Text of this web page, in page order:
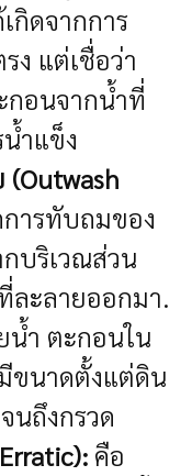
กิดจากการ
ง แต่เชื่อว่า
กอนจากน้ำที่
ำแข็ง
ารทับถมของ
บริเวณส่วน
ละลายออกมา.
น้ำ ตะกอนใน
ขนาดตั้งแต่ดิน
นถึงกรวด
คือ